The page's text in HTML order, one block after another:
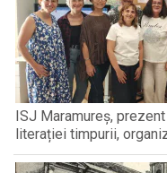
ISJ Maramureș,
literației timpurii,